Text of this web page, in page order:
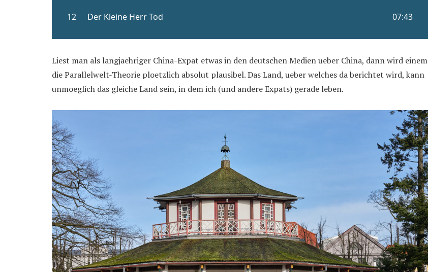
Liest man als langjaehriger China-Expat etwas in den deutschen Medien ueber China, dann wird einem
die Parallelwelt-Theorie ploetzlich absolut plausibel. Das Land, ueber welches da berichtet wird, kann
unmoeglich das gleiche Land sein, in dem ich (und andere Expats) gerade leben.